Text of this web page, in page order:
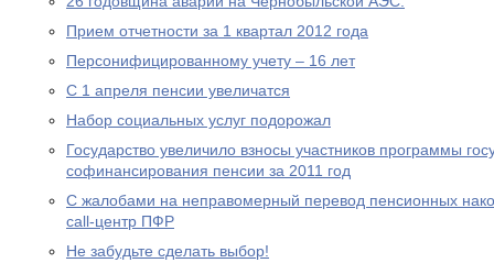
Прием отчетности за 1 квартал 2012 года
Персонифицированному учету – 16 лет
С 1 апреля пенсии увеличатся
Набор социальных услуг подорожал
Государство увеличило взносы участников программы
софинансирования пенсии за 2011 год
С жалобами на неправомерный перевод пенсионных
call-центр ПФР
Не забудьте сделать выбор!